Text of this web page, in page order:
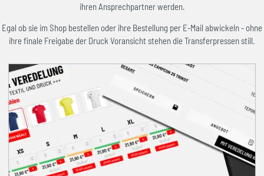
ihren Ansprechpartner werden.
Egal ob sie im Shop bestellen oder ihre Bestellung per E-Mail abwickeln - ohne
ihre finale Freigabe der Druck Voransicht stehen die Transferpressen still.